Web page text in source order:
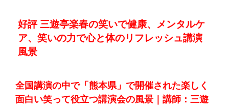
好評 三遊亭楽春の笑いで健康、メンタルケ
ア、笑いの力で心と体のリフレッシュ講演
風景
全国講演の中で「熊本県」で開催された楽しく
面白い笑って役立つ講演会の風景｜講師：三遊